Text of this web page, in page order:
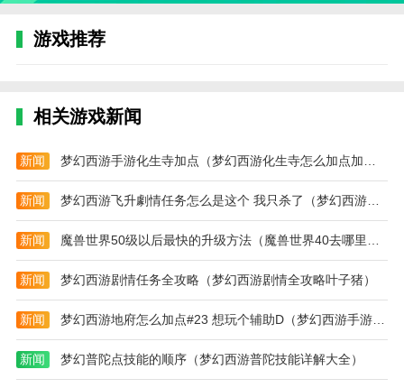
和奖励。
法。
1、给自己更强大的能力，通过多种方式提供更多的选
择和多样的玩法。
2.在迷失的世界游戏更多样的模式中，其他多样的忍者
战士冒险将带来最多样的乐趣。
3，玩家自身的冒险，在游戏的很多场景中，玩家都是
在使用技能冒险，在场景中玩游戏。
4.在有趣的体验中，玩家可以移动到场景中开始游戏，
并且可以非常轻松地解锁大量内容。
游戏推荐
相关游戏新闻
新闻
新闻 梦幻西游飞升劇情任务怎么是这个 我只杀了（梦幻西游飞升最后一场攻略图）
新闻
新闻 梦幻西游剧情任务全攻略（梦幻西游剧情全攻略叶子猪）
新闻 梦幻西游地府怎么加点#23 想玩个辅助D（梦幻西游手游地府孩子养育攻略2020）
新闻 梦幻普陀点技能的顺序（梦幻西游普陀技能详解大全）